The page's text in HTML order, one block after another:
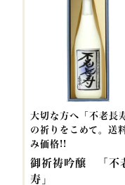
大切な方へ「不老長
の祈りをこめて。送
み価格!!
御祈祷吟醸 「不
寿」